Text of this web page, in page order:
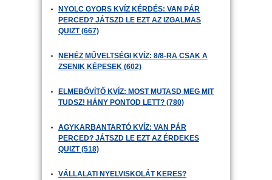
NYOLC GYORS KVÍZ KÉRDÉS: VAN PÁR
PERCED? JÁTSZD LE EZT AZ IZGALMAS
QUIZT (667)
NEHÉZ MŰVELTSÉGI KVÍZ: 8/8-RA CSAK A
ZSENIK KÉPESEK (602)
ELMEBŐVÍTŐ KVÍZ: MOST MUTASD MEG MIT
TUDSZ! HÁNY PONTOD LETT? (780)
AGYKARBANTARTÓ KVÍZ: VAN PÁR
PERCED? JÁTSZD LE EZT AZ ÉRDEKES
QUIZT (518)
VÁLLALATI NYELVISKOLÁT KERES?